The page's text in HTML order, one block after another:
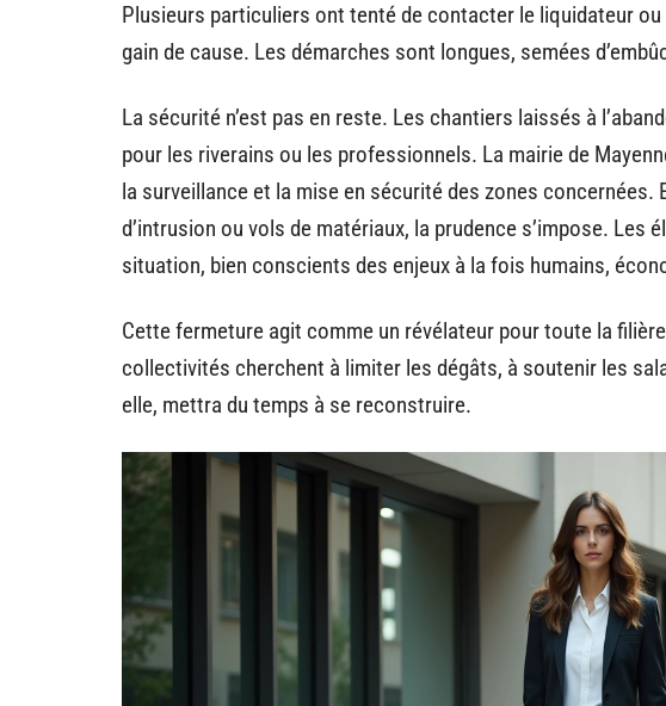
Plusieurs particuliers ont tenté de contacter le liquidateur
gain de cause. Les démarches sont longues, semées
La sécurité n’est pas en reste. Les chantiers laissés à
pour les riverains ou les professionnels. La mairie de
la surveillance et la mise en sécurité des zones concernées.
d’intrusion ou vols de matériaux, la prudence s’impose.
situation, bien conscients des enjeux à la fois humains,
Cette fermeture agit comme un révélateur pour toute la
collectivités cherchent à limiter les dégâts, à soutenir les
elle, mettra du temps à se reconstruire.